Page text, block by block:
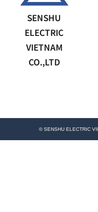
SENSHU
ELECTRIC
VIETNAM
CO.,LTD
© SENSHU ELECTRIC